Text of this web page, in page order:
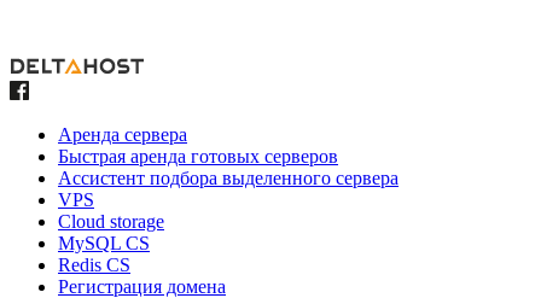
Аренда сервера
Быстрая аренда готовых серверов
Ассистент подбора выделенного сервера
VPS
Cloud storage
MySQL CS
Redis CS
Регистрация домена